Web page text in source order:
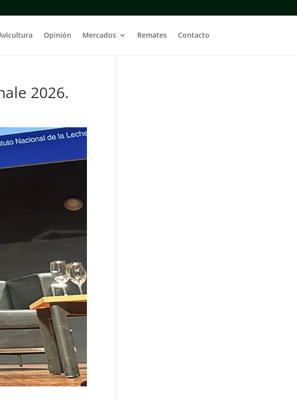
Opinión Mercados Remates Contacto
2026.